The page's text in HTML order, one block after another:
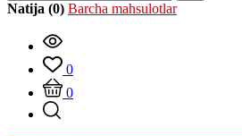
Natija (0) Barcha mahsulotlar
0
0